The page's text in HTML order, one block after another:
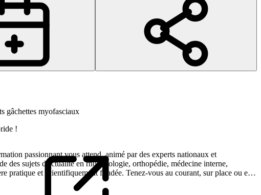
gâchettes myofasciaux
!
passionnant vous attend, animé par des experts nationaux et
des sujets d'actualité en rhumatologie, orthopédie, médecine interne,
pratique et scientifiquement fondée. Tenez-vous au courant, sur place ou en